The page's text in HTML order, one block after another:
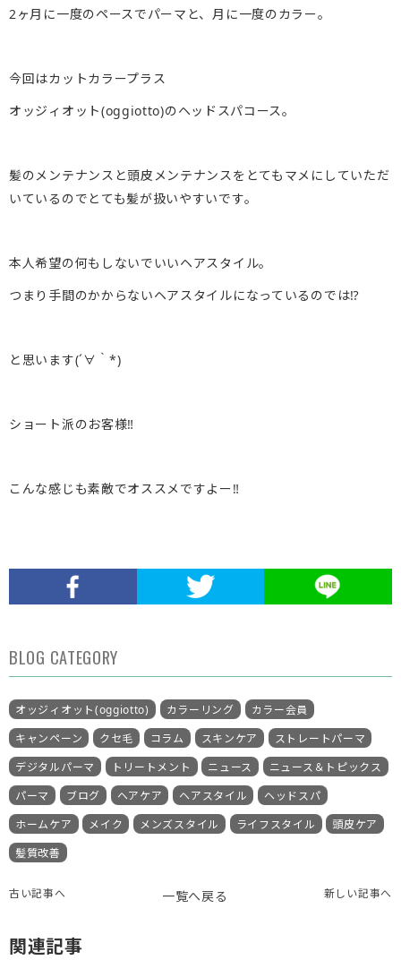
2ヶ月に一度のペースでパーマと、月に一度のカラー。
今回はカットカラープラス
オッジィオット(oggiotto)のヘッドスパコース。
髪のメンテナンスと頭皮メンテナンスをとてもマメにしていただ
いているのでとても髪が扱いやすいです。
本人希望の何もしないでいいヘアスタイル。
つまり手間のかからないヘアスタイルになっているのでは⁉︎
と思います(´∀｀*)
ショート派のお客様‼︎
こんな感じも素敵でオススメですよー‼︎
BLOG CATEGORY
オッジィオット(oggiotto) カラーリング
カラー会員
キャンペーン
クセ毛 コラム スキンケア
ストレートパーマ
デジタルパーマ
トリートメント ニュース
ニュース＆トピックス
パーマ
ブログ ヘアケア ヘアスタイル
ヘッドスパ
ホームケア
メイク メンズスタイル ライフスタイル
頭皮ケア
髪質改善
古い記事へ 一覧へ戻る 新しい記事へ
関連記事